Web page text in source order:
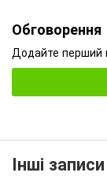
Обговорення
Додайте перший
Інші записи